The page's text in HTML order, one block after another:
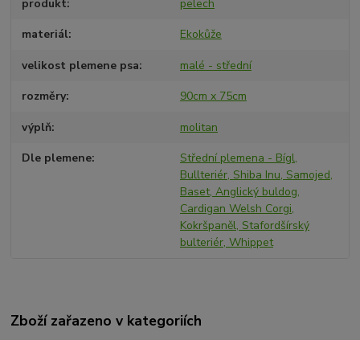
produkt pelech
materiál Ekokůže
velikost plemene psa malé - střední
rozměry 90cm x 75cm
výplň molitan
Dle plemene
Střední plemena - Bígl,
Bullteriér, Shiba Inu, Samojed,
Baset, Anglický buldog,
Cardigan Welsh Corgi,
Kokršpaněl, Stafordšírský
bulteriér, Whippet
Zboží zařazeno v kategoriích